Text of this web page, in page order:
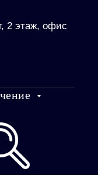
2 этаж, офис